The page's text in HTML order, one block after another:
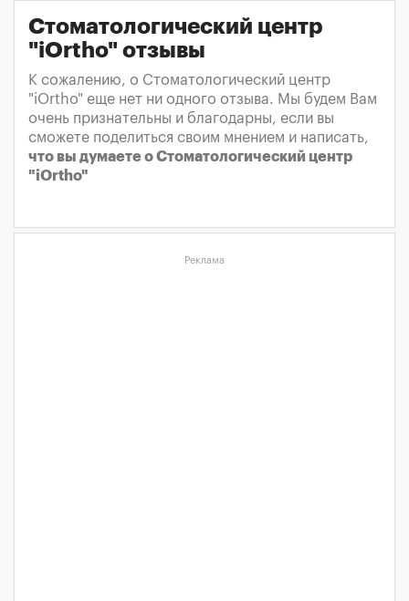
Стоматологический центр
"iOrtho" отзывы
К сожалению, о Стоматологический центр
"iOrtho" еще нет ни одного отзыва. Мы будем Вам
очень признательны и благодарны, если вы
сможете поделиться своим мнением и написать,
что вы думаете о Стоматологический центр
"iOrtho"
Реклама